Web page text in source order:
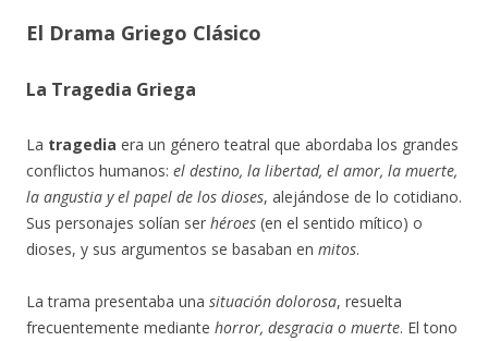
El Drama Griego Clásico
La Tragedia Griega
La tragedia era un género teatral que abordaba los grandes
conflictos humanos: el destino, la libertad, el amor, la muerte,
la angustia y el papel de los dioses, alejándose de lo cotidiano.
Sus personajes solían ser héroes (en el sentido mítico) o
dioses, y sus argumentos se basaban en mitos.
La trama presentaba una situación dolorosa, resuelta
frecuentemente mediante horror, desgracia o muerte. El tono